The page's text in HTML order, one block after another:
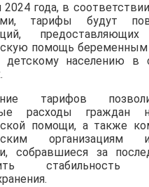
года, в
тарифы будут
помощь беременным
населению в
тарифов
расходы граждан
помощи, а также
организациям
собравшиеся за